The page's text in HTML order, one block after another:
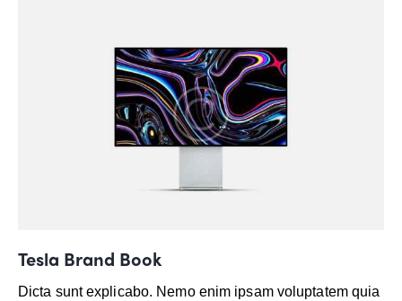
Tesla Brand Book
Dicta sunt explicabo. Nemo enim ipsam voluptatem quia